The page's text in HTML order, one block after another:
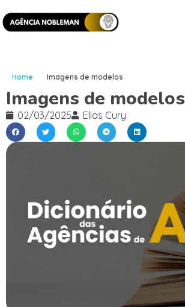
Home Imagens de modelos
Imagens de modelos
02/03/2025 Elias Cury